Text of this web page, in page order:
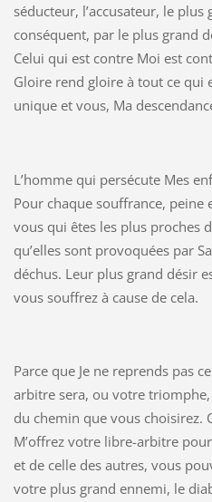
séducteur, l’accusateur, le
conséquent, par le plus grand
Celui qui est contre Moi est
Gloire rend gloire à tout ce qui
unique et vous, Ma
L’homme qui persécute Mes
Pour chaque souffrance, peine
vous qui êtes les plus proches
qu’elles sont provoquées par
déchus. Leur plus grand désir
vous souffrez à cause de cela.
Parce que Je ne reprends pas
arbitre sera, ou votre
du chemin que vous choisirez.
M’offrez votre libre-arbitre
et de celle des autres, vous
votre plus grand ennemi, le